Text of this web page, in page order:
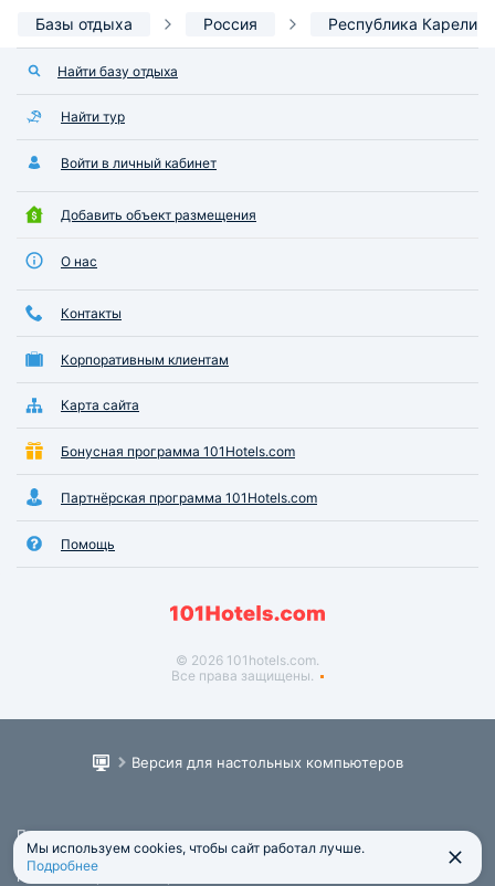
Базы отдыха Россия Республика Карелия
Найти базу отдыха
Найти тур
Войти в личный кабинет
Добавить объект размещения
О нас
Контакты
Корпоративным клиентам
Карта сайта
Бонусная программа 101Hotels.com
Партнёрская программа 101Hotels.com
Помощь
© 2026 101hotels.com.
Все права защищены.
Версия для настольных компьютеров
Пользовательское соглашение
Юридическая информация
Политика обработки персональных данных
Мы используем cookies, чтобы сайт работал лучше.
Подробнее